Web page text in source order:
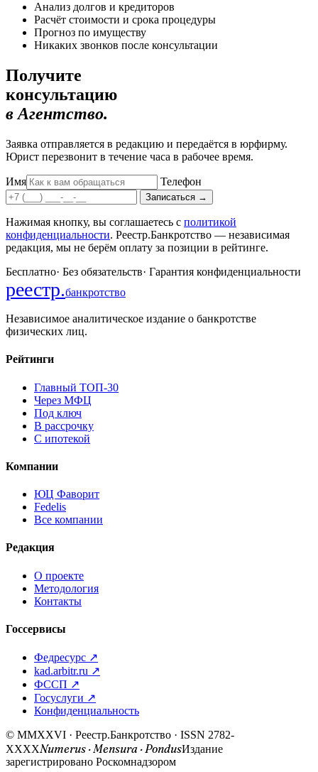
Анализ долгов и кредиторов
Расчёт стоимости и срока процедуры
Прогноз по имуществу
Никаких звонков после консультации
Получите
консультацию
в Агентство.
Заявка отправляется в редакцию и передаётся в юрфирму.
Юрист перезвонит в течение часа в рабочее время.
Имя Телефон
Записаться →
Нажимая кнопку, вы соглашаетесь с политикой
конфиденциальности. Реестр.Банкротство — независимая
редакция, мы не берём оплату за позиции в рейтинге.
Бесплатно· Без обязательств· Гарантия конфиденциальности
реестр.банкротство
Независимое аналитическое издание о банкротстве
физических лиц.
Рейтинги
Главный ТОП-30
Через МФЦ
Под ключ
В рассрочку
С ипотекой
Компании
ЮЦ Фаворит
Fedelis
Все компании
Редакция
О проекте
Методология
Контакты
Госсервисы
Федресурс ↗
kad.arbitr.ru ↗
ФССП ↗
Госуслуги ↗
Конфиденциальность
© MMXXVI · Реестр.Банкротство · ISSN 2782-
XXXXNumerus · Mensura · PondusИздание
зарегистрировано Роскомнадзором